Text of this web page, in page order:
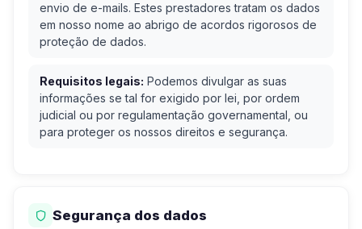
envio de e-mails. Estes prestadores tratam os dados
em nosso nome ao abrigo de acordos rigorosos de
proteção de dados.
Requisitos legais: Podemos divulgar as suas
informações se tal for exigido por lei, por ordem
judicial ou por regulamentação governamental, ou
para proteger os nossos direitos e segurança.
Segurança dos dados